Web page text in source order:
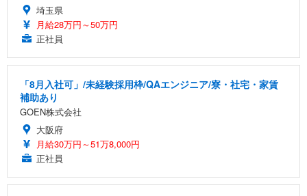
埼玉県
月給28万円～50万円
正社員
「8月入社可」/未経験採用枠/QAエンジニア/寮・社宅・家賃
補助あり
GOEN株式会社
大阪府
月給30万円～51万8,000円
正社員